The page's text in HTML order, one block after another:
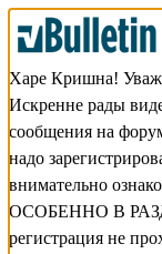
Харе Кришна!
Искренне рады
сообщения на
надо
внимательно
ОСОБЕННО В
регистрация не